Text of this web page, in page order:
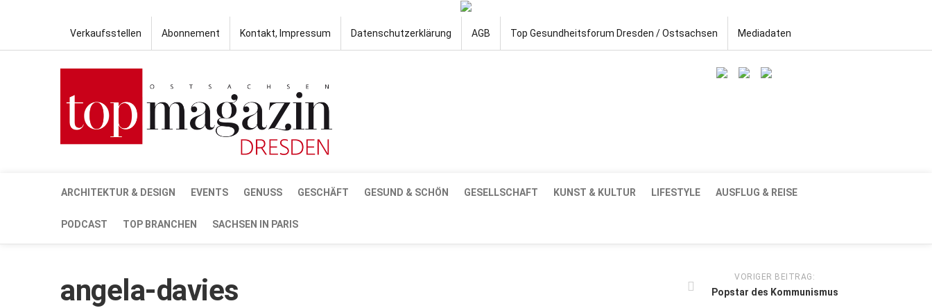
Verkaufsstellen Abonnement Kontakt, Impressum Datenschutzerklärung AGB Top Gesundheitsforum Dresden / Ostsachsen Mediadaten
ARCHITEKTUR & DESIGN EVENTS GENUSS GESCHÄFT GESUND & SCHÖN GESELLSCHAFT KUNST & KULTUR LIFESTYLE AUSFLUG & REISE
PODCAST TOP BRANCHEN SACHSEN IN PARIS
angela-davies VORIGER BEITRAG:
Popstar des Kommunismus